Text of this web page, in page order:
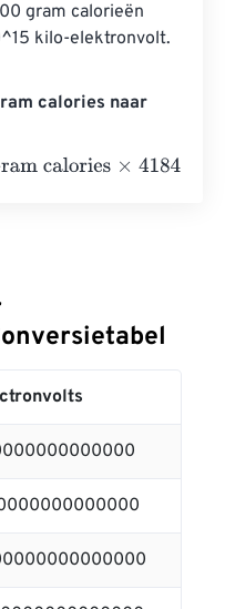
gram calorieën
kilo-elektronvolt.
calories naar
×